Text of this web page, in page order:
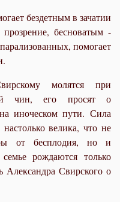
бездетным в зачатии
бесноватым -
помогает
молятся при
чин, его просят о
иноческом пути. Сила
велика, что не
от бесплодия, но и
рождаются только
Свирского о